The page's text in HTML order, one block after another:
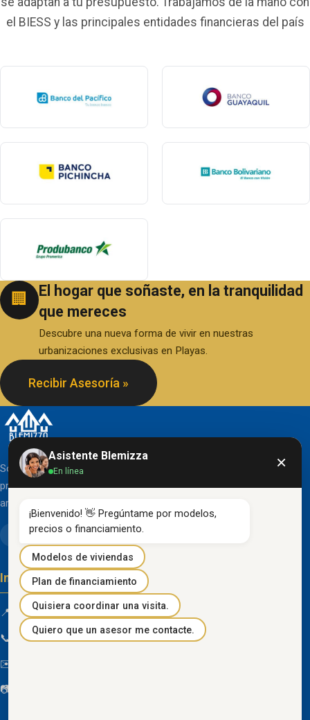
el BIESS y las principales entidades financieras del país
🏢
El hogar que soñaste, en la tranquilidad
que mereces
Descubre una nueva forma de vivir en nuestras
urbanizaciones exclusivas en Playas.
Recibir Asesoría »
Somos una organización líder en el desarrollo de
proyectos inmobiliarios que destacan por su diseño
arquitectónico clásico y acabados de primera línea.
Información de contacto
📍 Km 85 Vía Progreso, Playas, Guayas, Ecuador
📞 096 934 4318
✉️
📷
Asistente Blemizza
En línea ×
¡Bienvenido! 👋 Pregúntame por modelos,
precios o financiamiento.
Modelos de viviendas
Plan de financiamiento
Quisiera coordinar una visita.
Quiero que un asesor me contacte.